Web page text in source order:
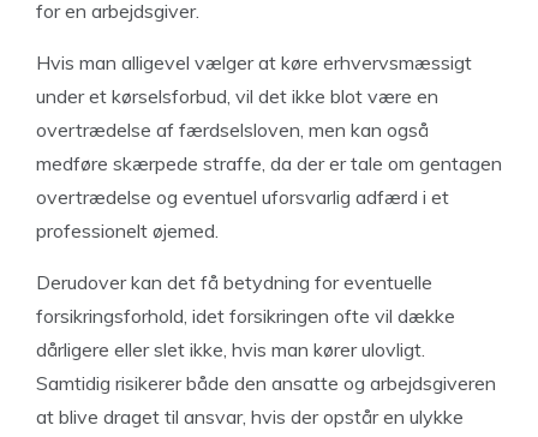
for en arbejdsgiver.
Hvis man alligevel vælger at køre erhvervsmæssigt
under et kørselsforbud, vil det ikke blot være en
overtrædelse af færdselsloven, men kan også
medføre skærpede straffe, da der er tale om gentagen
overtrædelse og eventuel uforsvarlig adfærd i et
professionelt øjemed.
Derudover kan det få betydning for eventuelle
forsikringsforhold, idet forsikringen ofte vil dække
dårligere eller slet ikke, hvis man kører ulovligt.
Samtidig risikerer både den ansatte og arbejdsgiveren
at blive draget til ansvar, hvis der opstår en ulykke